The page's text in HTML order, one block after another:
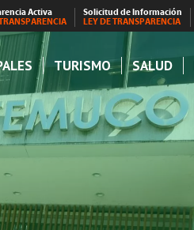
Activa
Solicitud de Información
LEY DE TRANSPARENCIA
TURISMO SALUD